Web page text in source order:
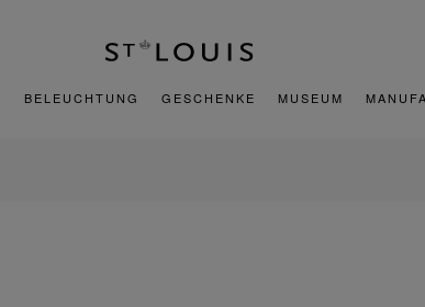
BELEUCHTUNG GESCHENKE MUSEUM